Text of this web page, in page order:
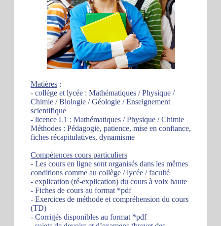
Matières :
- collège et lycée : Mathématiques / Physique /
Chimie / Biologie / Géologie / Enseignement
scientifique
- licence L1 : Mathématiques / Physique / Chimie
Méthodes : Pédagogie, patience, mise en confiance,
fiches récapitulatives, dynamisme
Compétences cours particuliers
- Les cours en ligne sont organisés dans les mêmes
conditions comme au collège / lycée / faculté
- explication (ré-explication) du cours à voix haute
- Fiches de cours au format *pdf
- Exercices de méthode et compréhension du cours
(TD)
- Corrigés disponibles au format *pdf